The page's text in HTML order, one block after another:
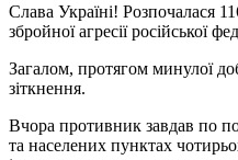
Слава Україні! Розпочалася
збройної агресії російської
Загалом, протягом минулої
зіткнення.
Вчора противник завдав по
та населених пунктах